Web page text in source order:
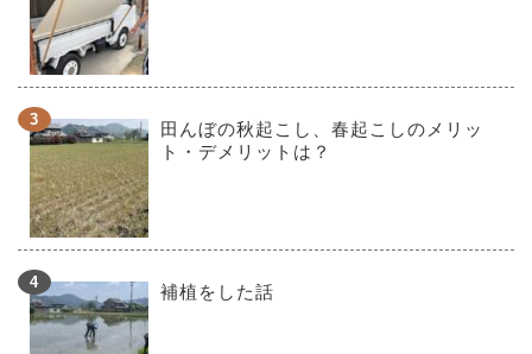
田んぼの秋起こし、春起こしのメリッ
ト・デメリットは？
補植をした話